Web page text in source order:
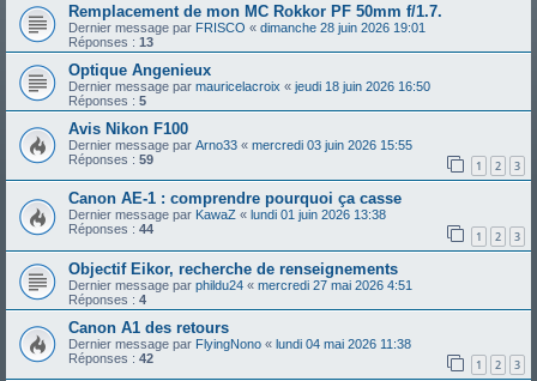
Remplacement de mon MC Rokkor PF 50mm f/1.7.
Dernier message par FRISCO « dimanche 28 juin 2026 19:01
Réponses : 13
Optique Angenieux
Dernier message par mauricelacroix « jeudi 18 juin 2026 16:50
Réponses : 5
Avis Nikon F100
Dernier message par Arno33 « mercredi 03 juin 2026 15:55
Réponses : 59 1 2 3
Canon AE-1 : comprendre pourquoi ça casse
Dernier message par KawaZ « lundi 01 juin 2026 13:38
Réponses : 44 1 2 3
Objectif Eikor, recherche de renseignements
Dernier message par phildu24 « mercredi 27 mai 2026 4:51
Réponses : 4
Canon A1 des retours
Dernier message par FlyingNono « lundi 04 mai 2026 11:38
Réponses : 42 1 2 3